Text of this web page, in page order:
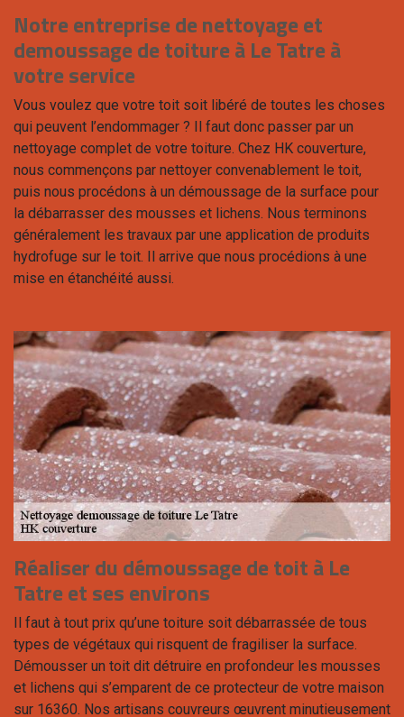
Notre entreprise de nettoyage et
demoussage de toiture à Le Tatre à
votre service
Vous voulez que votre toit soit libéré de toutes les choses
qui peuvent l’endommager ? Il faut donc passer par un
nettoyage complet de votre toiture. Chez HK couverture,
nous commençons par nettoyer convenablement le toit,
puis nous procédons à un démoussage de la surface pour
la débarrasser des mousses et lichens. Nous terminons
généralement les travaux par une application de produits
hydrofuge sur le toit. Il arrive que nous procédions à une
mise en étanchéité aussi.
Réaliser du démoussage de toit à Le
Tatre et ses environs
Il faut à tout prix qu’une toiture soit débarrassée de tous
types de végétaux qui risquent de fragiliser la surface.
Démousser un toit dit détruire en profondeur les mousses
et lichens qui s’emparent de ce protecteur de votre maison
sur 16360. Nos artisans couvreurs œuvrent minutieusement